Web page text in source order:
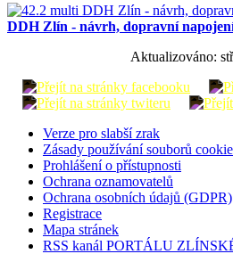
DDH Zlín - návrh, dopravní
Aktualizováno:
Verze pro slabší zrak
Zásady používání souborů
Prohlášení o přístupnosti
Ochrana oznamovatelů
Ochrana osobních údajů (GDPR)
Registrace
Mapa stránek
RSS kanál PORTÁLU